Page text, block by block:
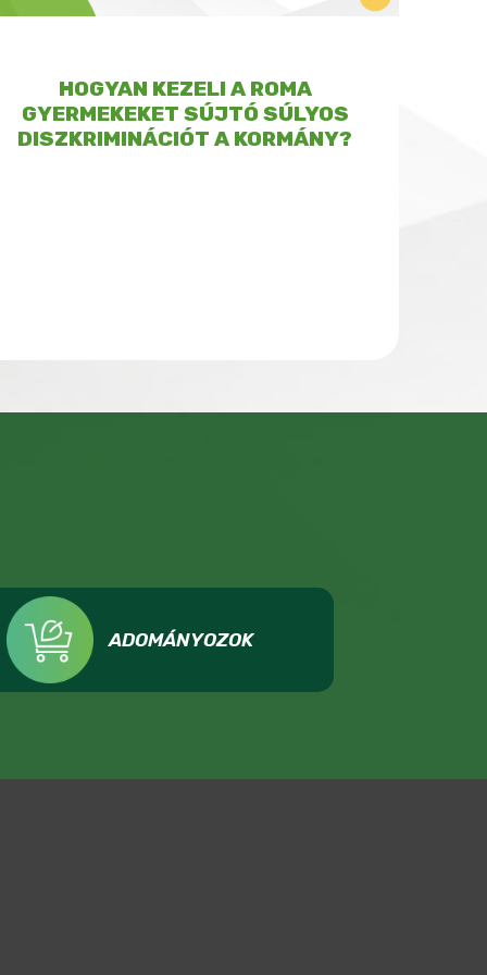
HOGYAN KEZELI A ROMA
GYERMEKEKET SÚJTÓ SÚLYOS
DISZKRIMINÁCIÓT A KORMÁNY?
ADOMÁNYOZOK